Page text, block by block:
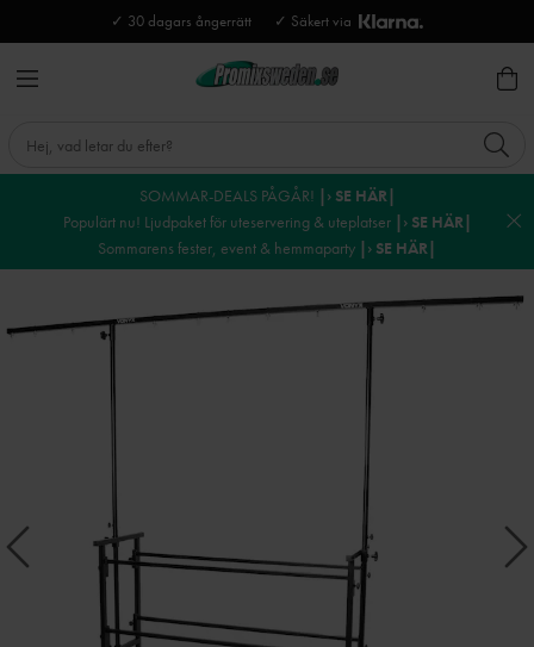
✓ 30 dagars ångerrätt ✓ Säkert via
SOMMAR-DEALS PÅGÅR! |› SE HÄR|
Populärt nu! Ljudpaket för uteservering & uteplatser |› SE HÄR|
Sommarens fester, event & hemmaparty |› SE HÄR|